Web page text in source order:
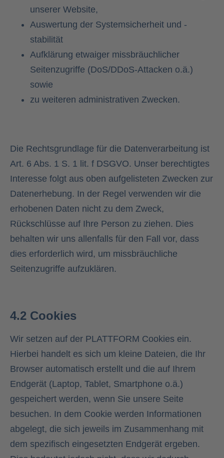
unserer Website,
Auswertung der Systemsicherheit und -
stabilität
Aufklärung etwaiger missbräuchlicher
Seitenzugriffe (DoS/DDoS-Attacken o.ä.)
sowie
zu weiteren administrativen Zwecken.
Die Rechtsgrundlage für die Datenverarbeitung ist
Art. 6 Abs. 1 S. 1 lit. f DSGVO. Unser berechtigtes
Interesse folgt aus oben aufgelisteten Zwecken zur
Datenerhebung. In der Regel verwenden wir die
erhobenen Daten nicht zu dem Zweck,
Rückschlüsse auf Ihre Person zu ziehen. Dies
behalten wir uns allenfalls für den Fall vor, dass
dies erforderlich wird, um missbräuchliche
Seitenzugriffe aufzuklären.
4.2 Cookies
Wir setzen auf der PLATTFORM Cookies ein.
Hierbei handelt es sich um kleine Dateien, die Ihr
Browser automatisch erstellt und die auf Ihrem
Endgerät (Laptop, Tablet, Smartphone o.ä.)
gespeichert werden, wenn Sie unsere Seite
besuchen. In dem Cookie werden Informationen
abgelegt, die sich jeweils im Zusammenhang mit
dem spezifisch eingesetzten Endgerät ergeben.